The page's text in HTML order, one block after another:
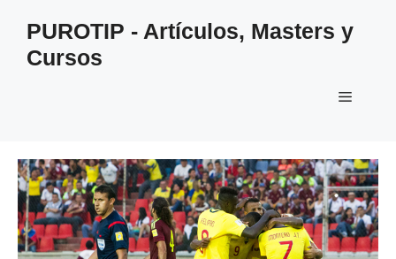
contenido
PUROTIP - Artículos, Masters y
Cursos
Menú